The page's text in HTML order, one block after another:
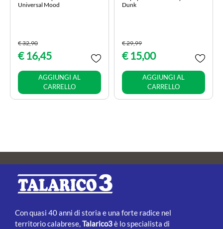
Universal Mood
€ 32,90
€ 16,45
Quantità
AGGIUNGI AL
CARRELLO
Dunk
€ 29,99
€ 15,00
Quantità
AGGIUNGI AL
CARRELLO
Con quasi 40 anni di storia e una forte radice nel
territorio calabrese,Talarico3è lo specialista di